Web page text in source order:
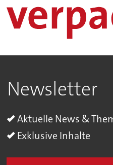
Newsletter
Aktuelle News &
Exklusive Inhalte